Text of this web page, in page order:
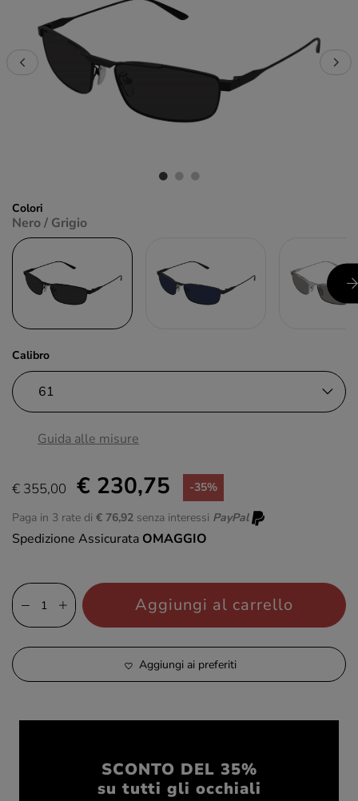
Colori
Nero / Grigio
Calibro
Guida alle misure
€ 355,00 € 230,75 -35%
Paga in 3 rate di € 76,92 senza interessi PayPal
Spedizione Assicurata OMAGGIO
Aggiungi al carrello
Aggiungi ai preferiti
SCONTO DEL 35%
su tutti gli occhiali